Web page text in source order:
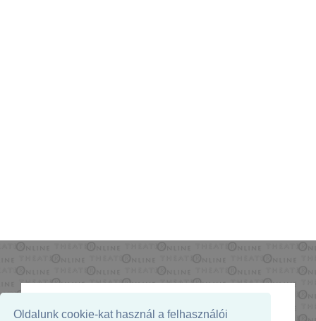
Oldalunk cookie-kat használ a felhasználói